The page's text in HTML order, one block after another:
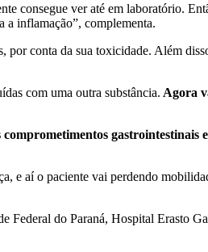
consegue ver até em laboratório.
a inflamação”, complementa.
conta da sua toxicidade. Além
com uma outra substância. Agora
gastrointestinais
e aí o paciente vai perdendo
do Paraná, Hospital Erasto